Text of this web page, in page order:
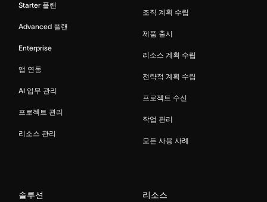
Starter 플랜
Advanced 플랜
Enterprise
앱 연동
AI 업무 관리
프로젝트 관리
리소스 관리
조직 계획 수립
제품 출시
리소스 계획 수립
전략적 계획 수립
프로젝트 수신
작업 관리
모든 사용 사례
솔루션 리소스